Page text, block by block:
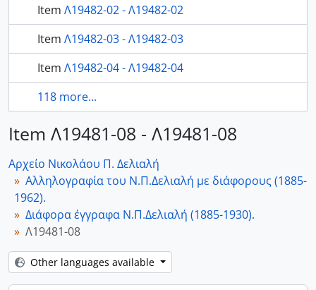
Item Λ19482-02 - Λ19482-02
Item Λ19482-03 - Λ19482-03
Item Λ19482-04 - Λ19482-04
118 more...
Item Λ19481-08 - Λ19481-08
Αρχείο Νικολάου Π. Δελιαλή
Αλληλογραφία του Ν.Π.Δελιαλή με διάφορους (1885-
1962).
Διάφορα έγγραφα Ν.Π.Δελιαλή (1885-1930).
Λ19481-08
Other languages available